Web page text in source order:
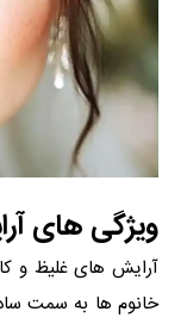
ویژگی های
آرایش های غلیظ و
خانوم ها به سمت